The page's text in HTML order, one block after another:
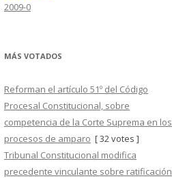
2009-0
MÁS VOTADOS
Reforman el artículo 51º del Código
Procesal Constitucional, sobre
competencia de la Corte Suprema en los
procesos de amparo [ 32 votes ]
Tribunal Constitucional modifica
precedente vinculante sobre ratificación